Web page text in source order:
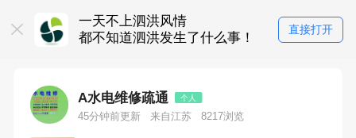
一天不上泗洪风情
都不知道泗洪发生了什么事！
直接打开
A水电维修疏通 个人
45分钟前更新 来自江苏 8217浏览